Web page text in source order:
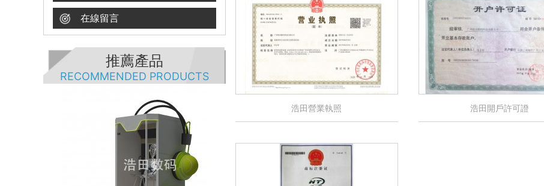
在線留言
推薦產品
RECOMMENDED PRODUCTS
浩田營業執照 浩田開戶許可證